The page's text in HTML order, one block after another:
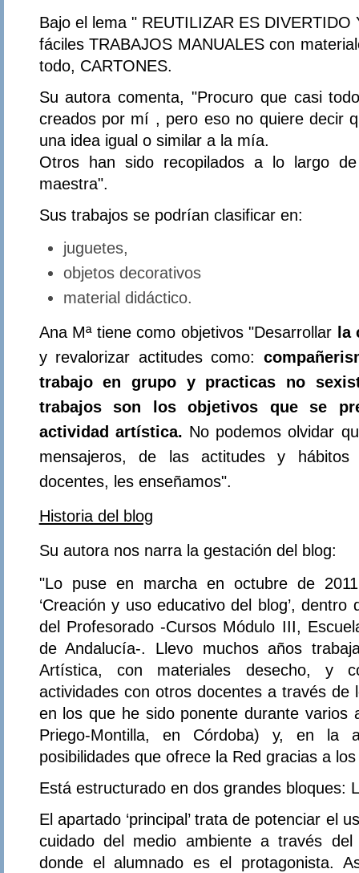
Bajo el lema " REUTILIZAR ES
fáciles TRABAJOS MANUALES con
todo, CARTONES.
Su autora comenta, "Procuro que casi
creados por mí , pero eso no quiere decir
una idea igual o similar a la mía.
Otros han sido recopilados a lo largo
maestra".
Sus trabajos se podrían clasificar en:
juguetes,
objetos decorativos
material didáctico.
Ana Mª tiene como objetivos "Desarrollar la
y revalorizar actitudes como:
trabajo en grupo y practicas no
trabajos son los objetivos que se
actividad artística. No podemos olvidar
mensajeros, de las actitudes y hábitos
docentes, les enseñamos".
Historia del blog
Su autora nos narra la gestación del blog:
"Lo puse en marcha en octubre de
‘Creación y uso educativo del blog’,
del Profesorado -Cursos Módulo III,
de Andalucía-. Llevo muchos años
Artística, con materiales desecho, y
actividades con otros docentes a través de
en los que he sido ponente durante varios
Priego-Montilla, en Córdoba) y, en la
posibilidades que ofrece la Red gracias a
Está estructurado en dos grandes bloques:
El apartado ‘principal’ trata de potenciar el
cuidado del medio ambiente a través
donde el alumnado es el protagonista.